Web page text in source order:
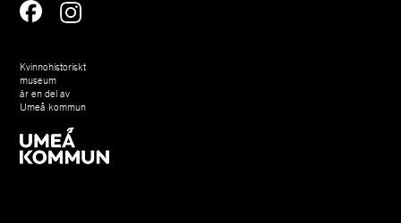
Kvinnohistoriskt
museum
är en del av
Umeå kommun